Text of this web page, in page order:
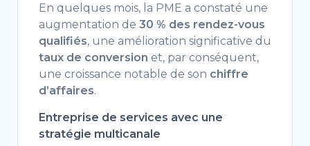
En quelques mois, la PME a constaté une
augmentation de 30 % des rendez-vous
qualifiés, une amélioration significative du
taux de conversion et, par conséquent,
une croissance notable de son chiffre
d’affaires.
Entreprise de services avec une
stratégie multicanale